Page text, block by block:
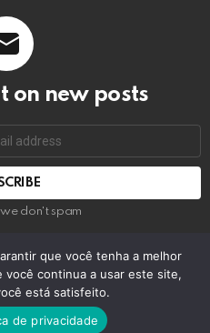
on new posts
don't spam
to change this
GDPR Privacy policy
que você tenha a melhor
você continua a usar este site,
está satisfeito.
de privacidade